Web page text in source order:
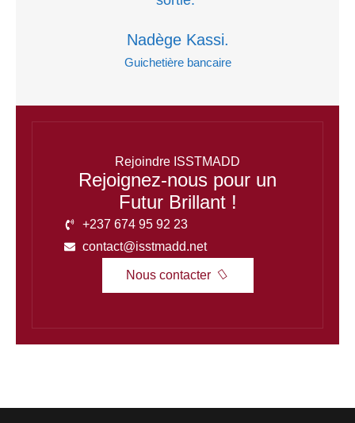
Nadège Kassi.
Guichetière bancaire
Rejoindre ISSTMADD
Rejoignez-nous pour un
Futur Brillant !
+237 674 95 92 23
contact@isstmadd.net
Nous contacter